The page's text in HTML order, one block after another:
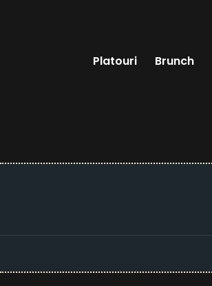
Platouri Brunch